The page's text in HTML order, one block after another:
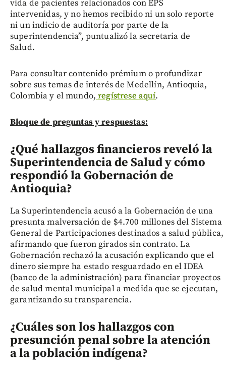
vida de pacientes relacionados con EPS
intervenidas, y no hemos recibido ni un solo reporte
ni un indicio de auditoría por parte de la
superintendencia”, puntualizó la secretaria de
Salud.
Para consultar contenido prémium o profundizar
sobre sus temas de interés de Medellín, Antioquia,
Colombia y el mundo, regístrese aquí.
Bloque de preguntas y respuestas:
¿Qué hallazgos financieros reveló la
Superintendencia de Salud y cómo
respondió la Gobernación de
Antioquia?
La Superintendencia acusó a la Gobernación de una
presunta malversación de $4.700 millones del Sistema
General de Participaciones destinados a salud pública,
afirmando que fueron girados sin contrato. La
Gobernación rechazó la acusación explicando que el
dinero siempre ha estado resguardado en el IDEA
(banco de la administración) para financiar proyectos
de salud mental municipal a medida que se ejecutan,
garantizando su transparencia.
¿Cuáles son los hallazgos con
presunción penal sobre la atención
a la población indígena?